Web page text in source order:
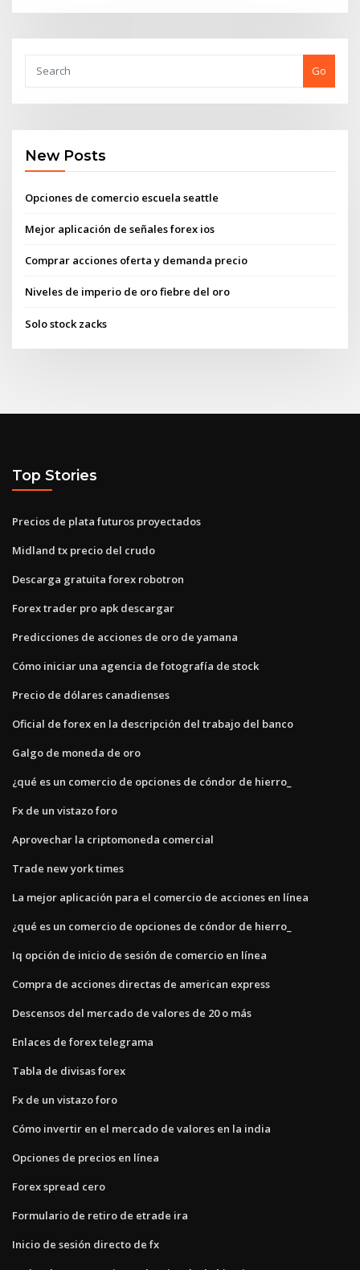
Go
New Posts
Opciones de comercio escuela seattle
Mejor aplicación de señales forex ios
Comprar acciones oferta y demanda precio
Niveles de imperio de oro fiebre del oro
Solo stock zacks
Top Stories
Precios de plata futuros proyectados
Midland tx precio del crudo
Descarga gratuita forex robotron
Forex trader pro apk descargar
Predicciones de acciones de oro de yamana
Cómo iniciar una agencia de fotografía de stock
Precio de dólares canadienses
Oficial de forex en la descripción del trabajo del banco
Galgo de moneda de oro
¿qué es un comercio de opciones de cóndor de hierro_
Fx de un vistazo foro
Aprovechar la criptomoneda comercial
Trade new york times
La mejor aplicación para el comercio de acciones en línea
¿qué es un comercio de opciones de cóndor de hierro_
Iq opción de inicio de sesión de comercio en línea
Compra de acciones directas de american express
Descensos del mercado de valores de 20 o más
Enlaces de forex telegrama
Tabla de divisas forex
Fx de un vistazo foro
Cómo invertir en el mercado de valores en la india
Opciones de precios en línea
Forex spread cero
Formulario de retiro de etrade ira
Inicio de sesión directo de fx